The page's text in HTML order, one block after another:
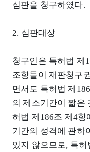
심판을 청구하였다.
2. 심판대상
청구인은 특허법 제
조항들이 재판청구
면서도 특허법 제
의 제소기간이 짧은
허법 제186조 제4항
기간의 성격에 관하
있지 않으므로, 특허